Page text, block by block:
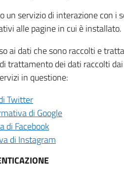
un servizio di interazione con
alle pagine in cui è installato.
ai dati che sono raccolti e
trattamento dei dati raccolti
in questione:
Twitter
di Google
di Facebook
di Instagram